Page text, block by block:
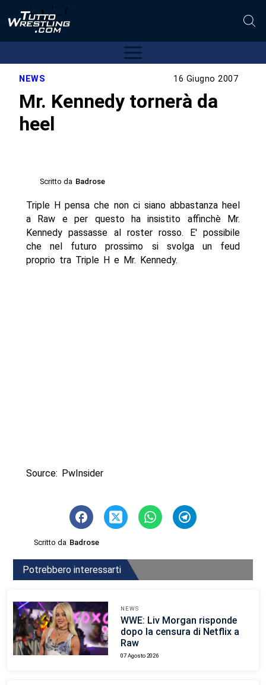
NEWS 16 Giugno 2007
Mr. Kennedy tornerà da
heel
Scritto da Badrose
Triple H pensa che non ci siano abbastanza heel
a Raw e per questo ha insistito affinchè Mr.
Kennedy passasse al roster rosso. E' possibile
che nel futuro prossimo si svolga un feud
proprio tra Triple H e Mr. Kennedy.
Source: PwInsider
Scritto da Badrose
Potrebbero interessarti
NEWS
WWE: Liv Morgan risponde
dopo la censura di Netflix a
Raw
07 Agosto 2026